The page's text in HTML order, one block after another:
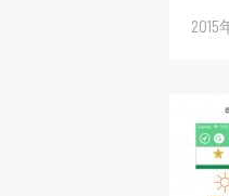
2015